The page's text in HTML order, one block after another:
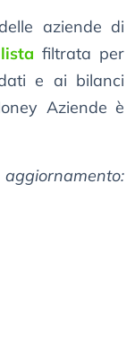
aziende di
filtrata per
e ai bilanci
Aziende è